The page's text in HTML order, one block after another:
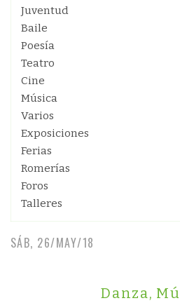
Juventud
Baile
Poesía
Teatro
Cine
Música
Varios
Exposiciones
Ferias
Romerías
Foros
Talleres
SÁB, 26/MAY/18
Danza,